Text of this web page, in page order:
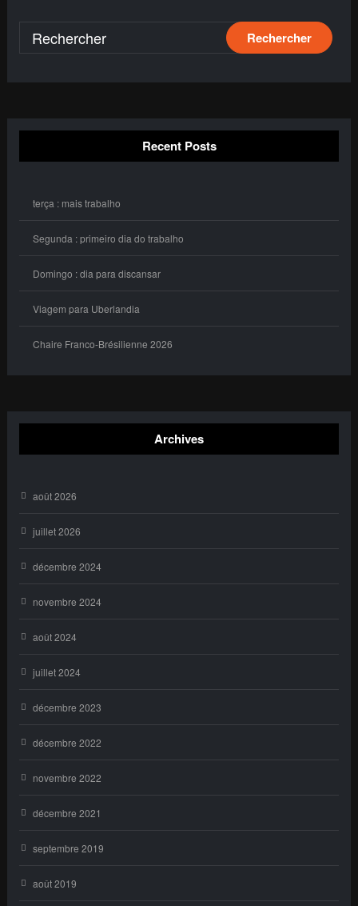
Recent Posts
terça : mais trabalho
Segunda : primeiro dia do trabalho
Domingo : dia para discansar
Viagem para Uberlandia
Chaire Franco-Brésilienne 2026
Archives
août 2026
juillet 2026
décembre 2024
novembre 2024
août 2024
juillet 2024
décembre 2023
décembre 2022
novembre 2022
décembre 2021
septembre 2019
août 2019